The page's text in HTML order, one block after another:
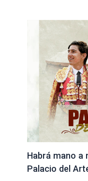
Habrá mano a
Palacio del